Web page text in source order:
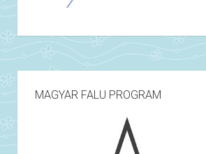
MAGYAR FALU PROGRAM